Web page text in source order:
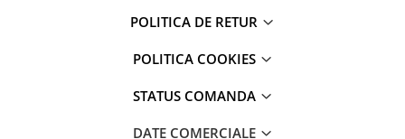
POLITICA DE RETUR
POLITICA COOKIES
STATUS COMANDA
DATE COMERCIALE